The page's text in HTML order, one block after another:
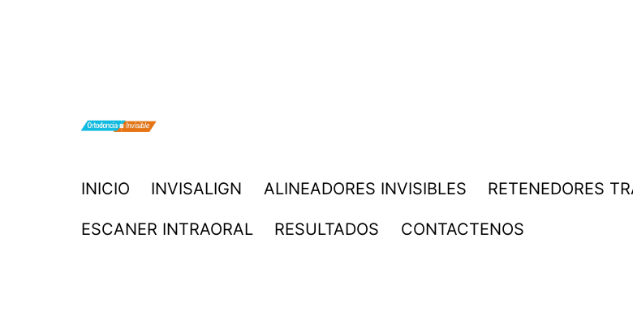
ORTODONCIA
INVISALIGN
INICIO INVISALIGN ALINEADORES INVISIBLES RETENEDORES
ESCANER INTRAORAL RESULTADOS CONTACTENOS